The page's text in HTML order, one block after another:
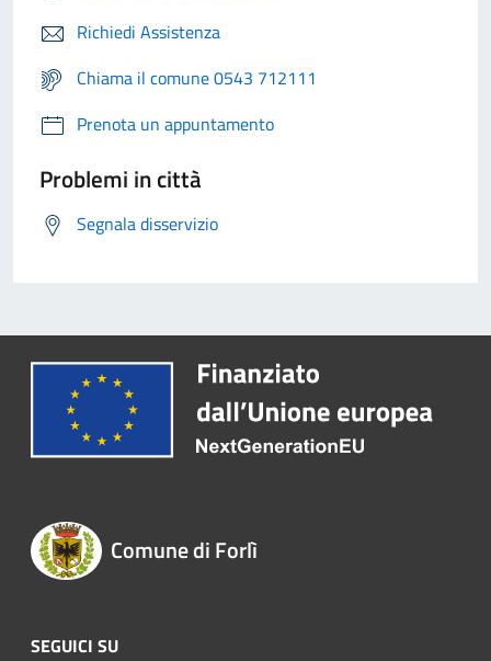
Richiedi Assistenza
Chiama il comune 0543 712111
Prenota un appuntamento
Problemi in città
Segnala disservizio
Comune di Forlì
SEGUICI SU